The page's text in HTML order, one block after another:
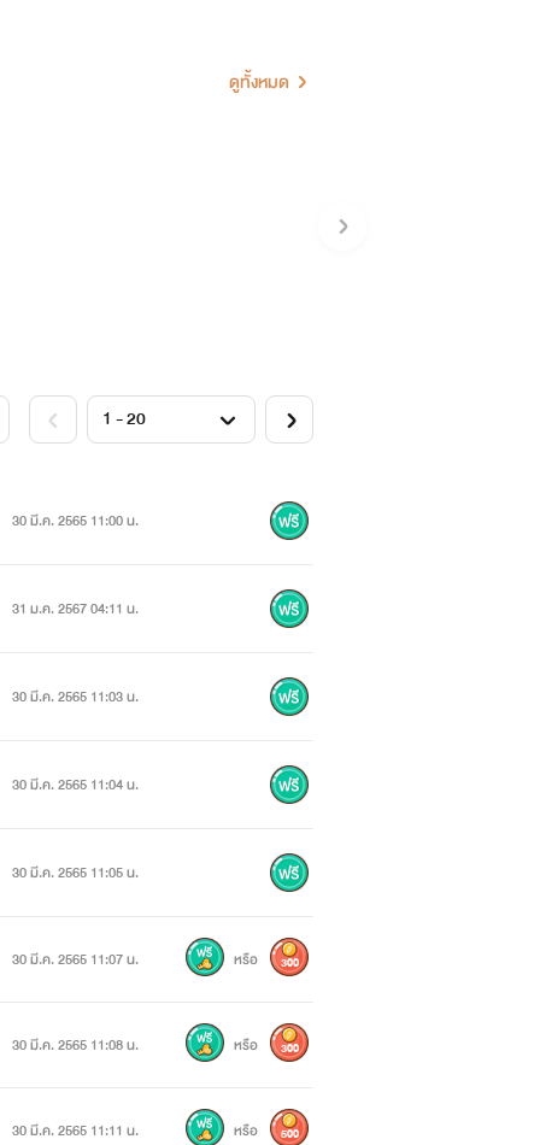
ดูทั้งหมด
30 มี.ค. 2565 11:00 น.
31 ม.ค. 2567 04:11 น.
30 มี.ค. 2565 11:03 น.
30 มี.ค. 2565 11:04 น.
30 มี.ค. 2565 11:05 น.
30 มี.ค. 2565 11:07 น. หรือ 300
30 มี.ค. 2565 11:08 น. หรือ 300
30 มี.ค. 2565 11:11 น. หรือ 500